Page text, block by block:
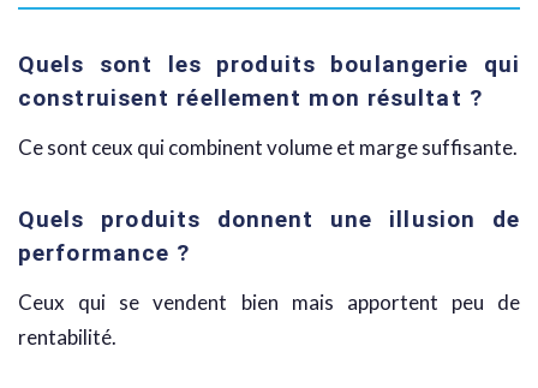
Quels sont les produits boulangerie qui
construisent réellement mon résultat ?
Ce sont ceux qui combinent volume et marge suffisante.
Quels produits donnent une illusion de
performance ?
Ceux qui se vendent bien mais apportent peu de
rentabilité.